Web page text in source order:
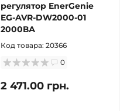
регулятор EnerGenie
EG-AVR-DW2000-01
2000ВА
Код товара: 20366
0
2 471.00 грн.